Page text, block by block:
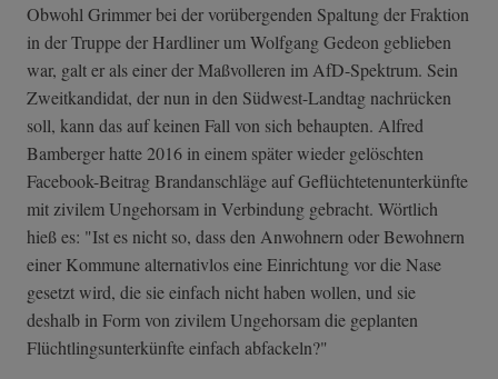
Obwohl Grimmer bei der vorübergenden Spaltung der Fraktion
in der Truppe der Hardliner um Wolfgang Gedeon geblieben
war, galt er als einer der Maßvolleren im AfD-Spektrum. Sein
Zweitkandidat, der nun in den Südwest-Landtag nachrücken
soll, kann das auf keinen Fall von sich behaupten. Alfred
Bamberger hatte 2016 in einem später wieder gelöschten
Facebook-Beitrag Brandanschläge auf Geflüchtetenunterkünfte
mit zivilem Ungehorsam in Verbindung gebracht. Wörtlich
hieß es: "Ist es nicht so, dass den Anwohnern oder Bewohnern
einer Kommune alternativlos eine Einrichtung vor die Nase
gesetzt wird, die sie einfach nicht haben wollen, und sie
deshalb in Form von zivilem Ungehorsam die geplanten
Flüchtlingsunterkünfte einfach abfackeln?"